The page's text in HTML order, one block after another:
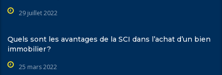
29 juillet 2022
Quels sont les avantages de la SCI dans l’achat d’un bien
immobilier ?
25 mars 2022